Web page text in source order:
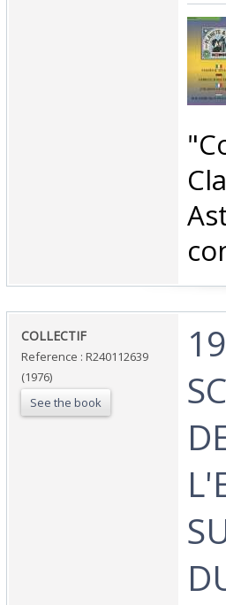
‎COLLECTIF‎
Reference : R240112639
(1976)
See the book